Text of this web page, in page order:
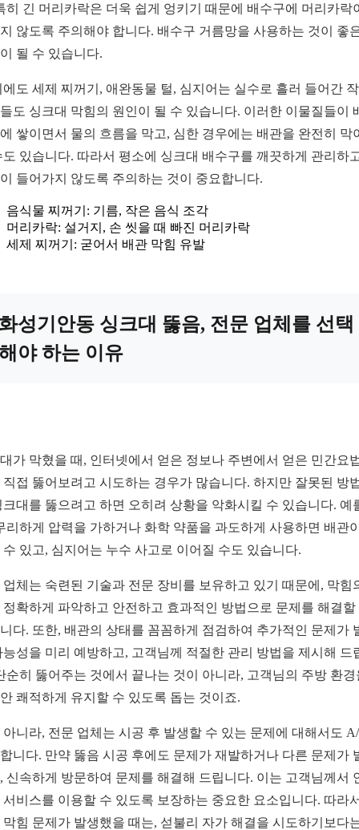
히 긴 머리카락은 더욱 쉽게 엉키기 때문에 배수구에 머리카락
않도록 주의해야 합니다. 배수구 거름망을 사용하는 것이 좋
될 수 있습니다.
에도 세제 찌꺼기, 애완동물 털, 심지어는 실수로 흘러 들어간
도 싱크대 막힘의 원인이 될 수 있습니다. 이러한 이물질들이
쌓이면서 물의 흐름을 막고, 심한 경우에는 배관을 완전히 막
도 있습니다. 따라서 평소에 싱크대 배수구를 깨끗하게 관리하
들어가지 않도록 주의하는 것이 중요합니다.
음식물 찌꺼기: 기름, 작은 음식 조각
머리카락: 설거지, 손 씻을 때 빠진 머리카락
세제 찌꺼기: 굳어서 배관 막힘 유발
성기안동 싱크대 뚫음, 전문 업체를 선택
야 하는 이유
가 막혔을 때, 인터넷에서 얻은 정보나 주변에서 얻은 민간요
직접 뚫어보려고 시도하는 경우가 많습니다. 하지만 잘못된 방
크대를 뚫으려고 하면 오히려 상황을 악화시킬 수 있습니다. 예
리하게 압력을 가하거나 화학 약품을 과도하게 사용하면 배관
수 있고, 심지어는 누수 사고로 이어질 수도 있습니다.
업체는 숙련된 기술과 전문 장비를 보유하고 있기 때문에, 막힘
정확하게 파악하고 안전하고 효과적인 방법으로 문제를 해결할
다. 또한, 배관의 상태를 꼼꼼하게 점검하여 추가적인 문제가
능성을 미리 예방하고, 고객님께 적절한 관리 방법을 제시해 드
순히 뚫어주는 것에서 끝나는 것이 아니라, 고객님의 주방 환경
쾌적하게 유지할 수 있도록 돕는 것이죠.
아니라, 전문 업체는 시공 후 발생할 수 있는 문제에 대해서도
니다. 만약 뚫음 시공 후에도 문제가 재발하거나 다른 문제가
신속하게 방문하여 문제를 해결해 드립니다. 이는 고객님께서
서비스를 이용할 수 있도록 보장하는 중요한 요소입니다. 따라
막힘 문제가 발생했을 때는, 섣불리 자가 해결을 시도하기보다